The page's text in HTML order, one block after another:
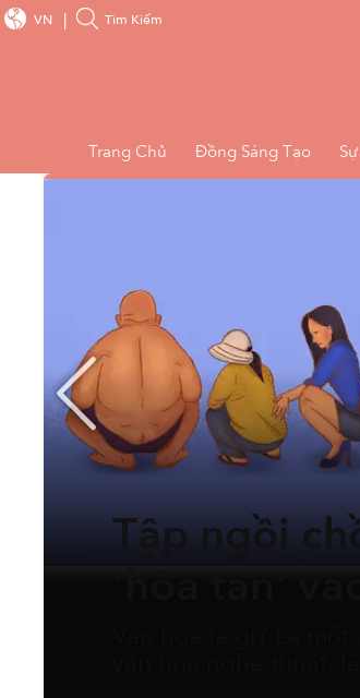
VN Tìm Kiếm
Trang Chủ Đồng Sáng Tạo
Tập ngồi